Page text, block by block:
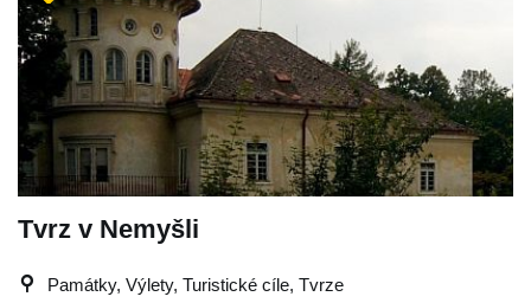
Tvrz v Nemyšli
Památky, Výlety, Turistické cíle, Tvrze